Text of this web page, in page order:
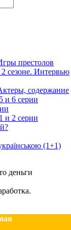
престолов
сезоне. Интервью
содержание
и 6 серии
и 2 серии
(1+1)
деньги